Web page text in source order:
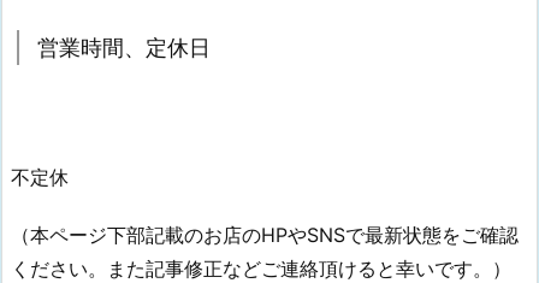
営業時間、定休日
不定休
（本ページ下部記載のお店のHPやSNSで最新状態をご確認
ください。また記事修正などご連絡頂けると幸いです。）